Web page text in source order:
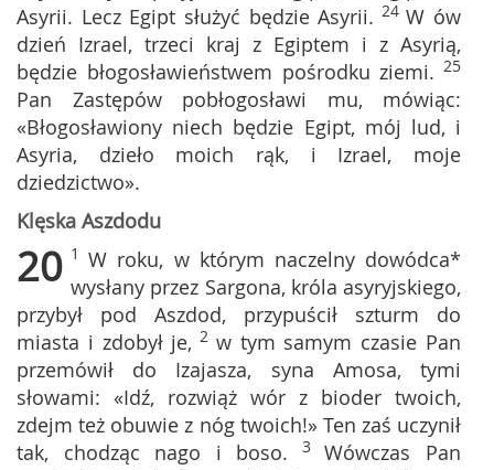
Asyrii. Lecz Egipt służyć będzie Asyrii. 24W ów
dzień Izrael, trzeci kraj z Egiptem i z Asyrią,
będzie błogosławieństwem pośrodku ziemi. 25
Pan Zastępów pobłogosławi mu, mówiąc:
«Błogosławiony niech będzie Egipt, mój lud, i
Asyria, dzieło moich rąk, i Izrael, moje
dziedzictwo».
Klęska Aszdodu
20 1W roku, w którym naczelny dowódca*
wysłany przez Sargona, króla asyryjskiego,
przybył pod Aszdod, przypuścił szturm do
miasta i zdobył je, 2 w tym samym czasie Pan
przemówił do Izajasza, syna Amosa, tymi
słowami: «Idź, rozwiąż wór z bioder twoich,
zdejm też obuwie z nóg twoich!» Ten zaś uczynił
tak, chodząc nago i boso. 3Wówczas Pan